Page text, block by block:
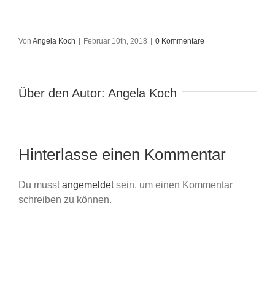
Von Angela Koch Februar 10th, 2018 0 Kommentare
Über den Autor: Angela Koch
Hinterlasse einen Kommentar
Du musstangemeldetsein, um einen Kommentar
schreiben zu können.